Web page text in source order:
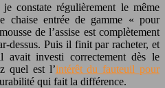
constate régulièrement le même
chaise entrée de gamme « pour
de l’assise est complètement
dessus. Puis il finit par racheter, et
avait investi correctement dès le
quel est l’intérêt du fauteuil pour
qui fait la différence.